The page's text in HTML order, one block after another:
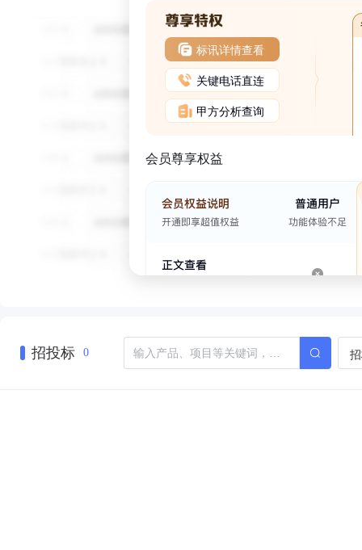
标讯详情查看
关键电话直连
甲方分析查询
会员尊享权益
招投标 0